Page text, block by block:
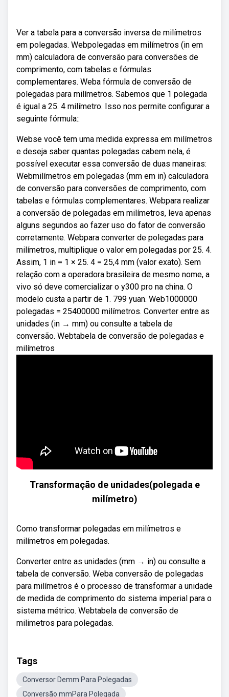
Ver a tabela para a conversão inversa de milímetros
em polegadas. Webpolegadas em milímetros (in em
mm) calculadora de conversão para conversões de
comprimento, com tabelas e fórmulas
complementares. Weba fórmula de conversão de
polegadas para milímetros. Sabemos que 1 polegada
é igual a 25. 4 milímetro. Isso nos permite configurar a
seguinte fórmula::
Webse você tem uma medida expressa em milímetros
e deseja saber quantas polegadas cabem nela, é
possível executar essa conversão de duas maneiras:
Webmilímetros em polegadas (mm em in) calculadora
de conversão para conversões de comprimento, com
tabelas e fórmulas complementares. Webpara realizar
a conversão de polegadas em milímetros, leva apenas
alguns segundos ao fazer uso do fator de conversão
corretamente. Webpara converter de polegadas para
milímetros, multiplique o valor em polegadas por 25. 4.
Assim, 1 in = 1 × 25. 4 = 25,4 mm (valor exato). Sem
relação com a operadora brasileira de mesmo nome, a
vivo só deve comercializar o y300 pro na china. O
modelo custa a partir de 1. 799 yuan. Web1000000
polegadas = 25400000 milímetros. Converter entre as
unidades (in → mm) ou consulte a tabela de
conversão. Webtabela de conversão de polegadas e
milímetros
Transformação de unidades(polegada e
milímetro)
Como transformar polegadas em milímetros e
milímetros em polegadas.
Converter entre as unidades (mm → in) ou consulte a
tabela de conversão. Weba conversão de polegadas
para milímetros é o processo de transformar a unidade
de medida de comprimento do sistema imperial para o
sistema métrico. Webtabela de conversão de
milimetros para polegadas.
Tags
Conversor Demm Para Polegadas
Conversão mmPara Polegada